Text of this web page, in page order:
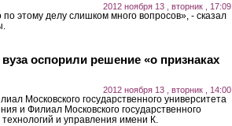
2012 ноября 13 , вторник , 17:09
этому делу слишком много вопросов», - сказал
оспорили решение «о признаках
2012 ноября 13 , вторник , 14:00
Московского государственного университета
и Филиал Московского государственного
технологий и управления имени К.